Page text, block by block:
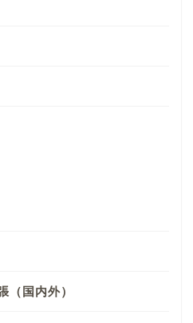
（国内外）